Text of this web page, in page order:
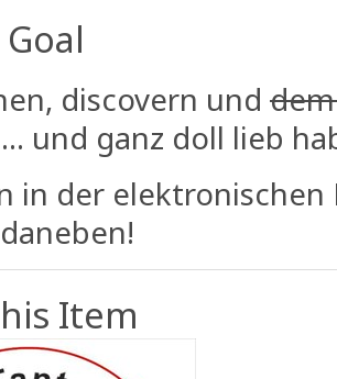
discovern und
und ganz doll lieb
in der
Item